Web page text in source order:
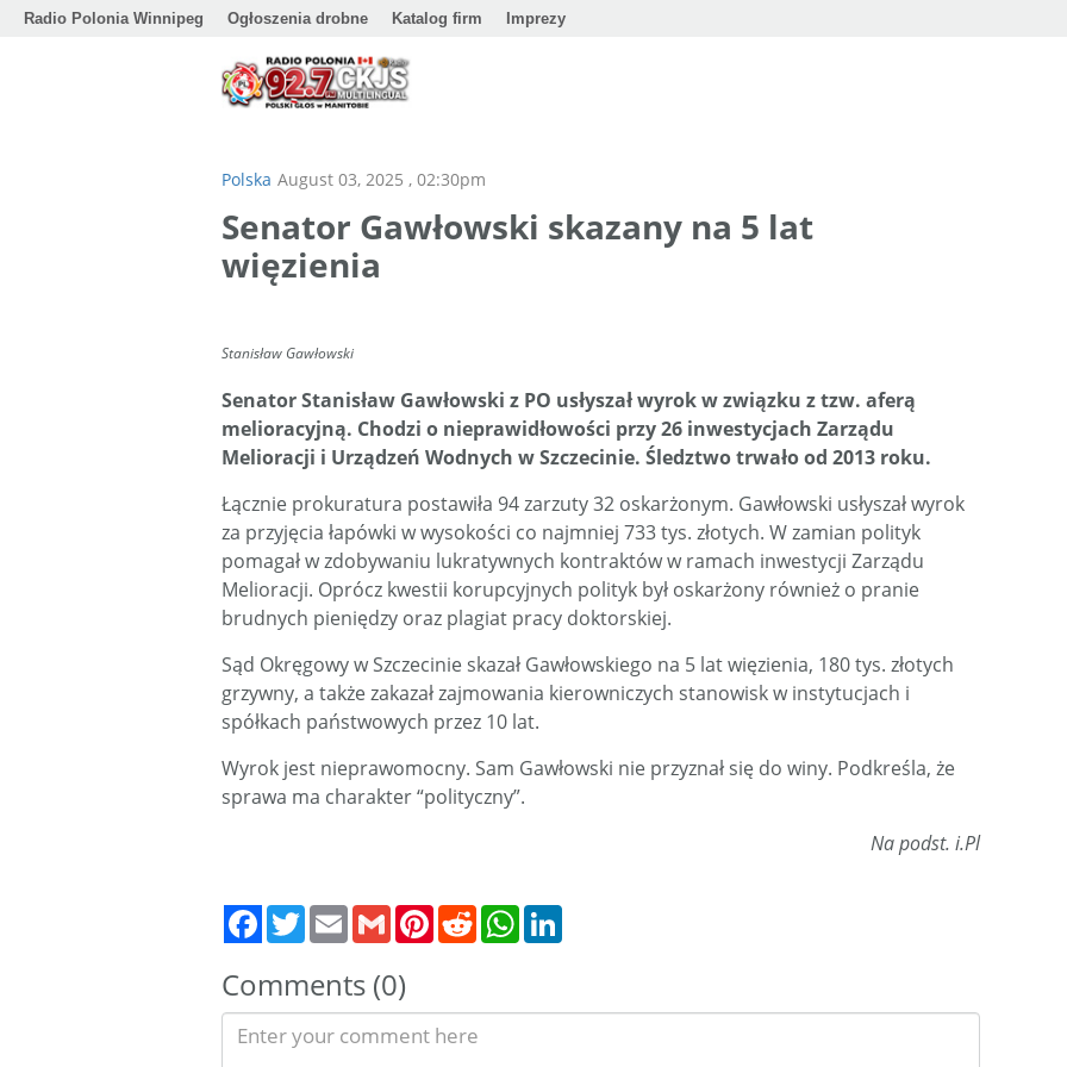
Radio Polonia Winnipeg Ogłoszenia drobne Katalog firm Imprezy
Polska August 03, 2025 , 02:30pm
Senator Gawłowski skazany na 5 lat
więzienia
Stanisław Gawłowski
Senator Stanisław Gawłowski z PO usłyszał wyrok w związku z tzw. aferą
melioracyjną. Chodzi o nieprawidłowości przy 26 inwestycjach Zarządu
Melioracji i Urządzeń Wodnych w Szczecinie. Śledztwo trwało od 2013 roku.
Łącznie prokuratura postawiła 94 zarzuty 32 oskarżonym. Gawłowski usłyszał wyrok
za przyjęcia łapówki w wysokości co najmniej 733 tys. złotych. W zamian polityk
pomagał w zdobywaniu lukratywnych kontraktów w ramach inwestycji Zarządu
Melioracji. Oprócz kwestii korupcyjnych polityk był oskarżony również o pranie
brudnych pieniędzy oraz plagiat pracy doktorskiej.
Sąd Okręgowy w Szczecinie skazał Gawłowskiego na 5 lat więzienia, 180 tys. złotych
grzywny, a także zakazał zajmowania kierowniczych stanowisk w instytucjach i
spółkach państwowych przez 10 lat.
Wyrok jest nieprawomocny. Sam Gawłowski nie przyznał się do winy. Podkreśla, że
sprawa ma charakter “polityczny”.
Na podst. i.Pl
TwitterEmail Gmail PinterestRedditWhatsApp
Comments (0)